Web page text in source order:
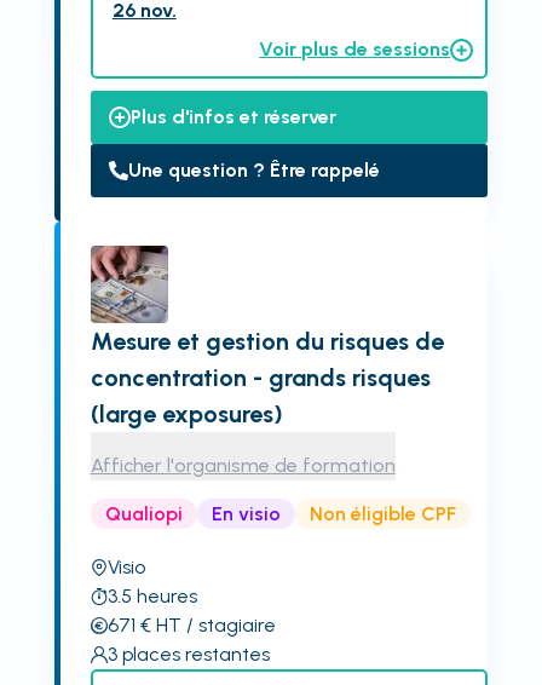
26 nov.
Voir plus de sessions
Plus d'infos et réserver
Une question ? Être rappelé
Mesure et gestion du risques de
concentration - grands risques
(large exposures)
Afficher l'organisme de formation
Qualiopi En visio Non éligible CPF
Visio
3.5 heures
671 € HT / stagiaire
3 places restantes